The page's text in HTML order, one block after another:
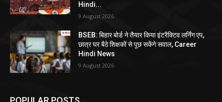
Hindi...
9 August 2026
BSEB: बिहार बोर्ड ने तैयार किया इंटरैक्टिव लर्निंग एप,
छात्र घर बैठे शिक्षकों से पूछ सकेंगे सवाल, Career
Hindi News
9 August 2026